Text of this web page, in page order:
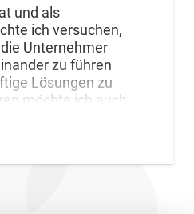
und als
ich versuchen,
Unternehmer
zu führen
Lösungen zu
möchte ich auch
Stadt immer ein